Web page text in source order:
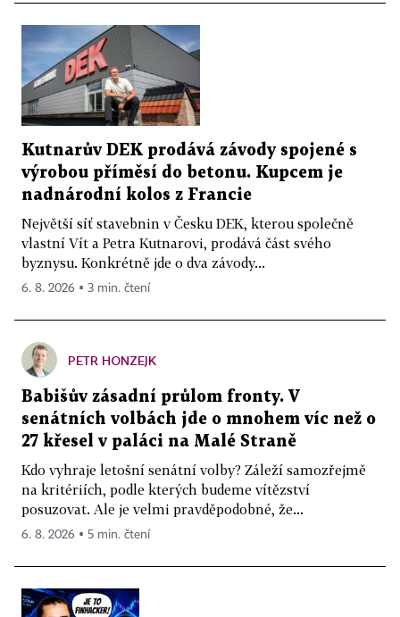
Kutnarův DEK prodává závody spojené s
výrobou příměsí do betonu. Kupcem je
nadnárodní kolos z Francie
Největší síť stavebnin v Česku DEK, kterou společně
vlastní Vít a Petra Kutnarovi, prodává část svého
byznysu. Konkrétně jde o dva závody...
6. 8. 2026 ▪ 3 min. čtení
PETR HONZEJK
Babišův zásadní průlom fronty. V
senátních volbách jde o mnohem víc než o
27 křesel v paláci na Malé Straně
Kdo vyhraje letošní senátní volby? Záleží samozřejmě
na kritériích, podle kterých budeme vítězství
posuzovat. Ale je velmi pravděpodobné, že...
6. 8. 2026 ▪ 5 min. čtení